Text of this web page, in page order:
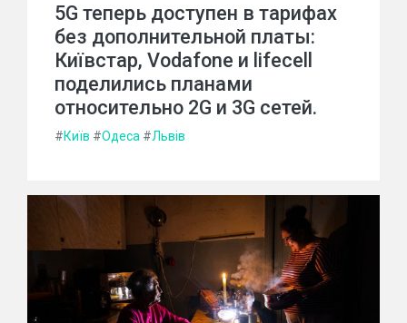
5G теперь доступен в тарифах
без дополнительной платы:
Київстар, Vodafone и lifecell
поделились планами
относительно 2G и 3G сетей.
#Київ #Одеса #Львів